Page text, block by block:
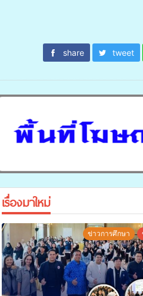
share tweet
เรื่องมาใหม่
ข่าวการศึกษา